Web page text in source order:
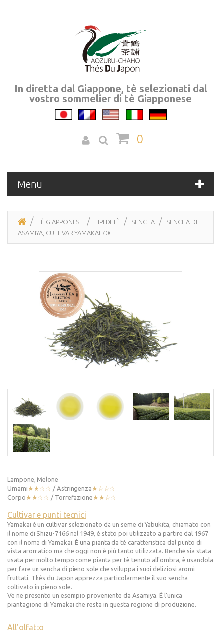
In diretta dal Giappone, tè selezionati dal
vostro sommelier di tè Giapponese
0
Menu
TÈ GIAPPONESE TIPI DI TÈ SENCHA
SENCHA DI
ASAMIYA, CULTIVAR YAMAKAI 70G
Lampone, Melone
Umami★★☆☆ / Astringenza★☆☆☆
Corpo★★☆☆ / Torrefazione★★☆☆
Cultivar e punti tecnici
Yamakai è un cultivar selezionato da un seme di Yabukita, chiamato con
il nome di Shizu-7166 nel 1949, è stato poi utilizzato a partire dal 1967
con il nome di Yamakai. È una pianta da tè caratteristica dal punto di
vista aromatico ma che oggi non è più tanto utilizzata. Benché sia stata
usata per molto tempo come pianta per tè tenuto all'ombra, è usandola
per fare un sencha di pieno sole che sviluppa i suoi deliziosi aromi
fruttati. Thés du Japon apprezza particolarmente il suo sencha
coltivato in pieno sole.
Ve ne presento un esempio proveniente da Asamiya. È l'unica
piantagione di Yamakai che resta in questa regione di produzione.
All'olfatto